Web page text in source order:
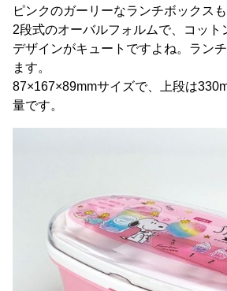
ピンクのガーリーなランチボックス
2段式のオーバルフォルムで、コット
デザインがキュートですよね。ラン
ます。
87×167×89mmサイズで、上段は
量です。